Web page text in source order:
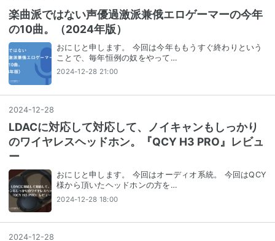
楽曲派ではない声優過激派兼俄エロゲーマーの今年
の10曲。（2024年版）
おにじと申します。 今回は今年ももうすぐ終わりという
ことで、毎年恒例の奴をやって…
2024-12-28 21:00
2024-12-28
LDACに対応して対応して、ノイキャンもしっかり
のワイヤレスヘッドホン。『QCY H3 PRO』レビュ
ー
おにじと申します。 今回はオーディオ系統。 今回はQCY
様から頂いたヘッドホンの方を…
2024-12-28 18:00
2024-12-28